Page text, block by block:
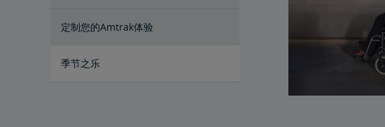
定制您的Amtrak体验
季节之乐